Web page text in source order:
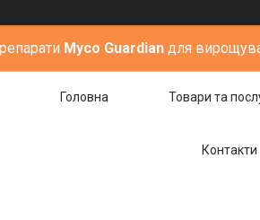
Мyco Guardian для
Головна Товари та
Контакти